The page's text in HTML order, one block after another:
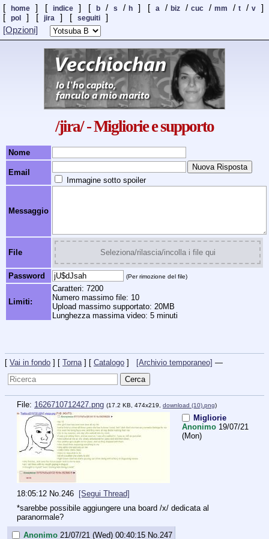
[ home ] [ indice ] [ b / s / h ] [ a / biz / cuc / mm / t / v
]
[
pol ] [ jira ] [ seguiti
]
[Opzioni]
/jira/ - Migliorie e supporto
Nome
Email
Immagine sotto spoiler
Messaggio
File Seleziona/rilascia/incolla i file qui
Password (Per rimozione del file)
Limiti:
Caratteri: 7200
Numero massimo file: 10
Upload massimo supportato: 20MB
Lunghezza massima video: 5 minuti
[ Vai in fondo ] [ Torna ] [ Catalogo ] [Archivio temporaneo] —
File: 1626710712427.png (17.2 KB, 474x219, download (10).png)
Migliorie
Anonimo 19/07/21
(Mon)
18:05:12 No. 246
[Segui Thread]
*sarebbe possibile aggiungere una board /x/ dedicata al
paranormale?
Anonimo 21/07/21 (Wed) 00:40:15 No. 247